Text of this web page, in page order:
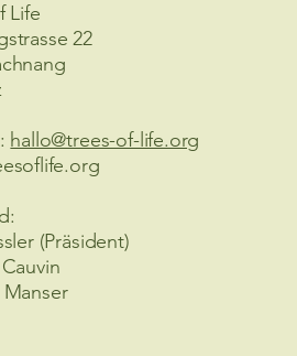
Life
22
hallo@trees-of-life.org
(Präsident)
Manser